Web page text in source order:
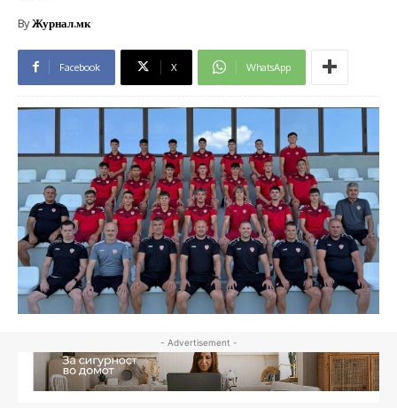
ByЖурнал.мк
Facebook X WhatsApp
- Advertisement -